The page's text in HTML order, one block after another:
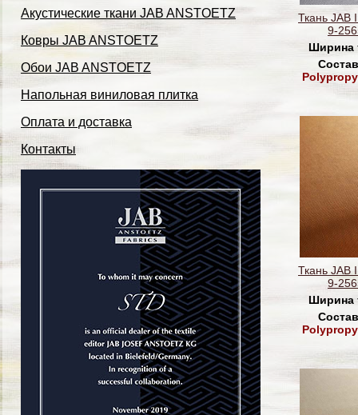
Акустические ткани JAB ANSTOETZ
Ковры JAB ANSTOETZ
Обои JAB ANSTOETZ
Напольная виниловая плитка
Оплата и доставка
Контакты
Ткань JAB
9-
Ширина
Ткань JAB
9-
Ширина